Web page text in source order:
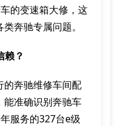
的变速箱大修，这
奔驰专属问题。
赖？
的奔驰维修车间配
准确识别奔驰车
服务的327台e级